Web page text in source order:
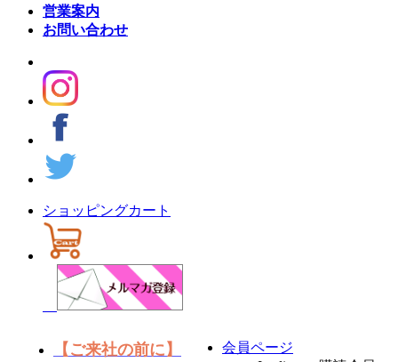
営業案内
お問い合わせ
ショッピングカート
【ご来社の前に】
会員ページ